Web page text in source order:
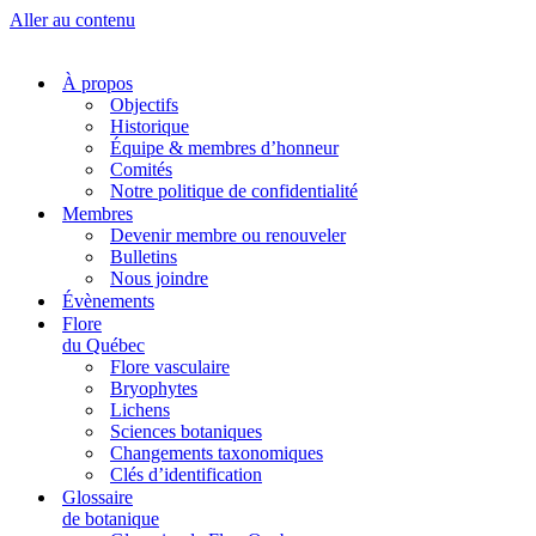
Aller au contenu
À propos
Objectifs
Historique
Équipe & membres d’honneur
Comités
Notre politique de confidentialité
Membres
Devenir membre ou renouveler
Bulletins
Nous joindre
Évènements
Flore
du Québec
Flore vasculaire
Bryophytes
Lichens
Sciences botaniques
Changements taxonomiques
Clés d’identification
Glossaire
de botanique